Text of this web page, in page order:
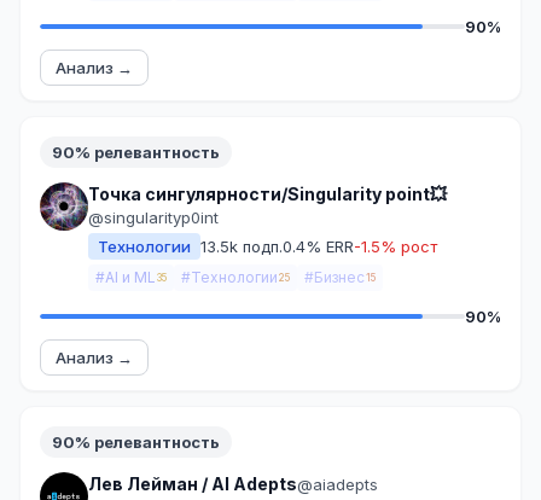
90%
Анализ →
90% релевантность
Точка сингулярности/Singularity point💥
@singularityp0int
Технологии 13.5k подп.0.4% ERR-1.5% рост
#AI и ML 35 #Технологии 25 #Бизнес 15
90%
Анализ →
90% релевантность
Лев Лейман / AI Adepts@aiadepts